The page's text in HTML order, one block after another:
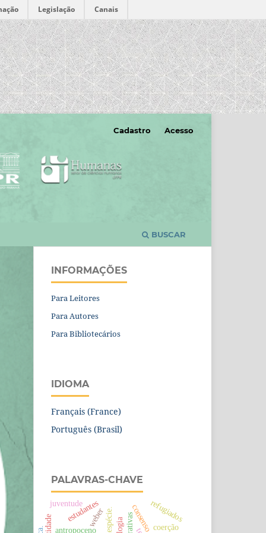
Legislação Canais
BUSCAR
Cadastro Acesso
INFORMAÇÕES
Para Leitores
Para Autores
Para Bibliotecários
IDIOMA
Français (France)
Português (Brasil)
PALAVRAS-CHAVE
antropoceno
weber consenso coerção
estudantes refugiados
juventude